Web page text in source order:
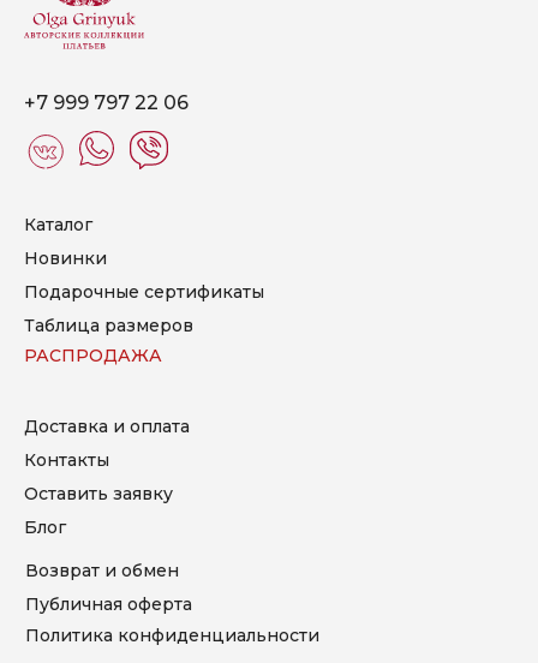
Каталог
Новинки
Подарочные сертификаты
Таблица размеров
Доставка и оплата
Контакты
Оставить заявку
Блог
Возврат и обмен
Публичная оферта
РАСПРОДАЖА
Политика конфиденциальности
+7 999 797 22 06